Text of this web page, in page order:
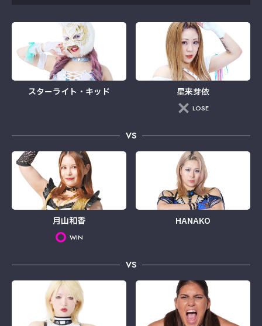
スターライト・キッド 星来芽依
LOSE
VS
月山和香
WIN
HANAKO
VS